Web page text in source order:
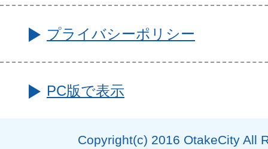
プライバシーポリシー
PC版で表示
Copyright(c) 2016 OtakeCity All